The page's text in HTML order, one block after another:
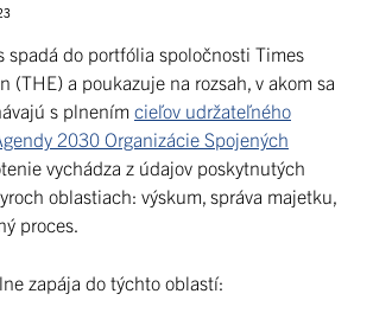
spadá do portfólia spoločnosti Times
(THE) a poukazuje na rozsah, v akom sa
s plnením cieľov udržateľného
2030 Organizácie Spojených
vychádza z údajov poskytnutých
oblastiach: výskum, správa majetku,
proces.
zapája do týchto oblastí: